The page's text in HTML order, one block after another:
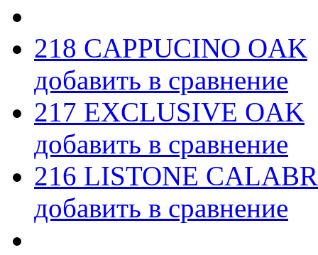
218 CAPPUCINO OAK
добавить в сравнение
217 EXCLUSIVE OAK
добавить в сравнение
216 LISTONE
добавить в сравнение